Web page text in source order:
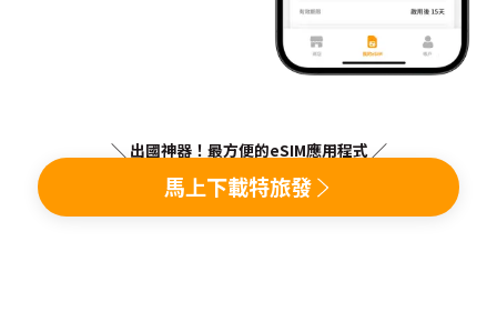
＼ 出國神器！最方便的eSIM應用程式 ／
馬上下載特旅發